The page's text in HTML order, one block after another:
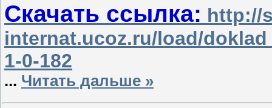
Скачать ссылка: http://
internat.ucoz.ru/load/
1-0-182
... Читать дальше »